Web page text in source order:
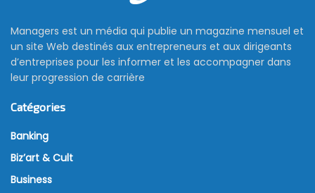
Managers est un média qui publie un magazine mensuel et
un site Web destinés aux entrepreneurs et aux dirigeants
d’entreprises pour les informer et les accompagner dans
leur progression de carrière
Catégories
Banking
Biz’art & Cult
Business